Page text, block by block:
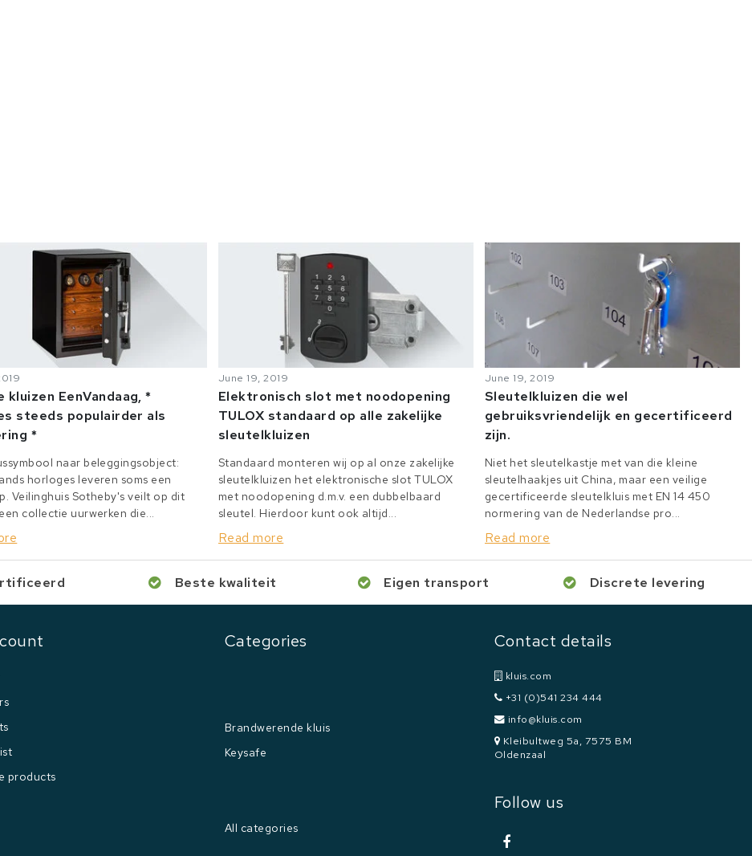
kluizen EenVandaag, *
steeds populairder als
*
naar beleggingsobject:
horloges leveren soms een
Veilinghuis Sotheby's veilt op dit
collectie uurwerken die...
June 19, 2019
Elektronisch slot met noodopening
TULOX standaard op alle zakelijke
sleutelkluizen
Standaard monteren wij op al onze zakelijke
sleutelkluizen het elektronische slot TULOX
met noodopening d.m.v. een dubbelbaard
sleutel. Hierdoor kunt ook altijd...
Read more
June 19, 2019
Sleutelkluizen die wel
gebruiksvriendelijk en gecertificeerd
zijn.
Niet het sleutelkastje met van die kleine
sleutelhaakjes uit China, maar een veilige
gecertificeerde sleutelkluis met EN 14 450
normering van de Nederlandse pro...
Read more
Beste kwaliteit Eigen transport Discrete levering
products
Categories
Brandwerende kluis
Keysafe
All categories
Contact details
kluis.com
+31 (0)541 234 444
info@kluis.com
Kleibultweg 5a, 7575 BM
Oldenzaal
Follow us